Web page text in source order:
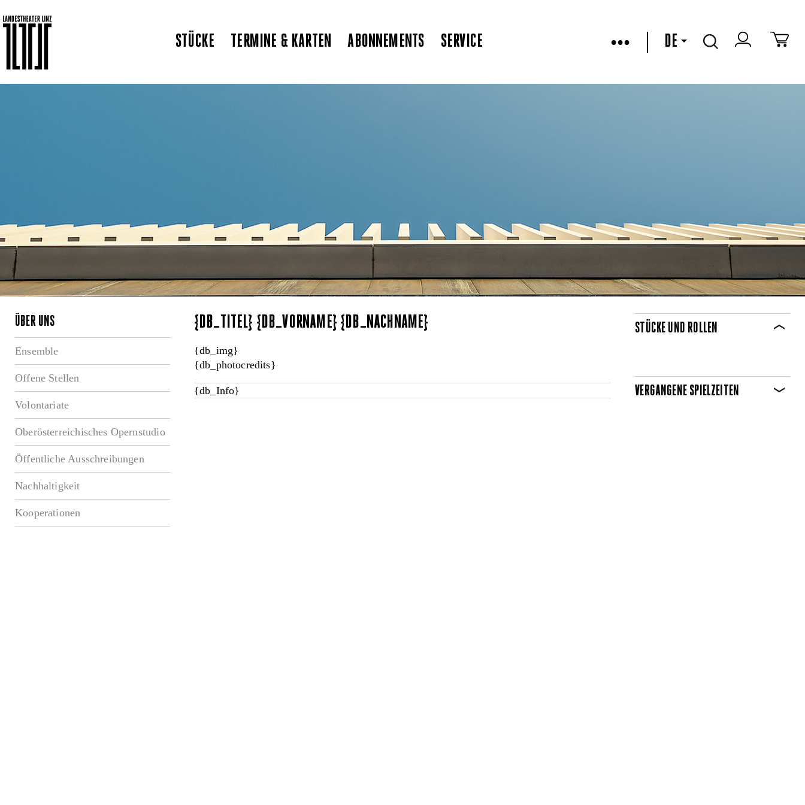
STÜCKE TERMINE & KARTEN ABONNEMENTS SERVICE ••• DE
ÜBER UNS
Ensemble
Offene Stellen
Volontariate
Oberösterreichisches Opernstudio
Öffentliche Ausschreibungen
Nachhaltigkeit
Kooperationen
{DB_TITEL} {DB_VORNAME} {DB_NACHNAME}
{db_img}
{db_photocredits}
{db_Info}
STÜCKE UND ROLLEN
VERGANGENE SPIELZEITEN